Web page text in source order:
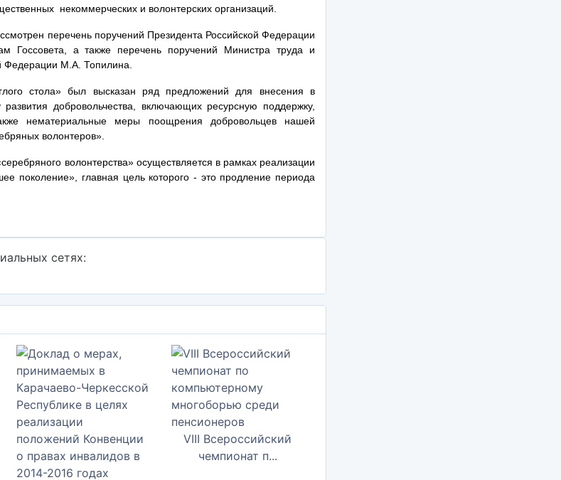
некоммерческих и волонтерских организаций.
перечень поручений Президента Российской Федерации
Госсовета, а также перечень поручений Министра труда и
Федерации М.А. Топилина.
был высказан ряд предложений для внесения в
добровольчества, включающих ресурсную поддержку,
нематериальные меры поощрения добровольцев нашей
волонтеров».
волонтерства» осуществляется в рамках реализации
поколение», главная цель которого - это продление периода
сетях:
VIII Всероссийский
чемпионат п...